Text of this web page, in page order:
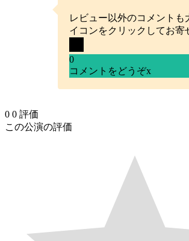
レビュー以外のコメントも
イコンをクリックしてお
0
コメントをどうぞx
0 0 評価
この公演の評価